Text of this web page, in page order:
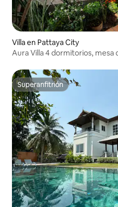
Villa en Pattaya City
Aura Villa 4 dormitorios, mesa
Superanfitrión
Superanfitrión